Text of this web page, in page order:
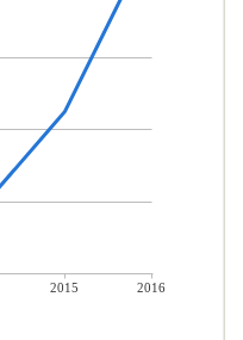
2015
2016